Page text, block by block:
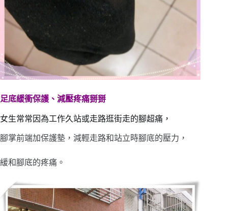
足底緩衝保護、減壓疼痛掰掰
女生常常因為工作久站或走路逛街走的腳超痛，
腳掌前端加保護墊，減輕走路和站立時腳底的壓力，
緩和腳底的疼痛。